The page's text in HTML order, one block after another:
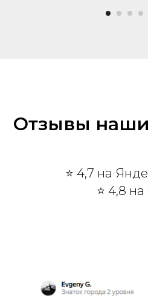
Отзывы
⭐ 4,7 на
⭐ 4,8 на